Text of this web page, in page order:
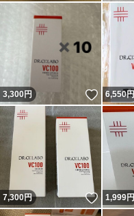
3,300円 いいね
6,550円
7,300円 いいね
1,999円